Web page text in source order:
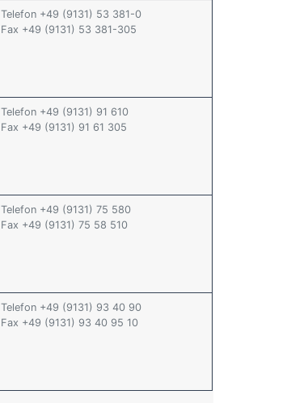
Telefon +49 (9131) 53 381-0
Fax +49 (9131) 53 381-305
Telefon +49 (9131) 91 610
Fax +49 (9131) 91 61 305
Telefon +49 (9131) 75 580
Fax +49 (9131) 75 58 510
Telefon +49 (9131) 93 40 90
Fax +49 (9131) 93 40 95 10